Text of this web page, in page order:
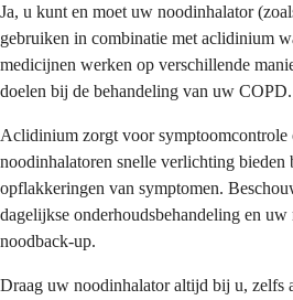
Ja, u kunt en moet uw noodinhalator
gebruiken in combinatie met aclidinium
medicijnen werken op verschillende
doelen bij de behandeling van uw COPD.
Aclidinium zorgt voor
noodinhalatoren snelle verlichting
opflakkeringen van symptomen.
dagelijkse onderhoudsbehandeling en
noodback-up.
Draag uw noodinhalator altijd bij u, zelfs